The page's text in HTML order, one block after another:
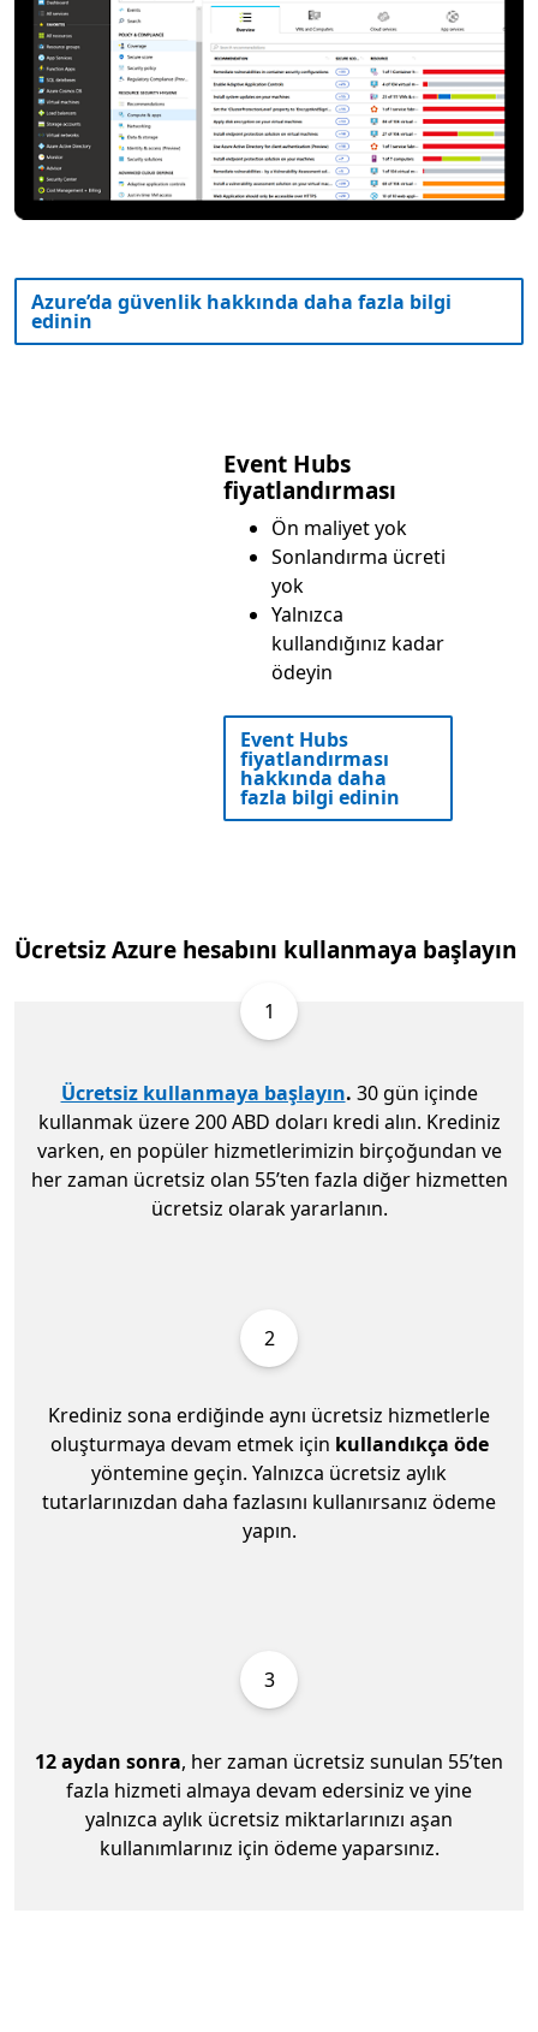
Azure’da güvenlik hakkında daha fazla bilgi
edinin
Event Hubs
fiyatlandırması
Ön maliyet yok
Sonlandırma ücreti
yok
Yalnızca
kullandığınız kadar
ödeyin
Event Hubs
fiyatlandırması
hakkında daha
fazla bilgi edinin
Ücretsiz Azure hesabını kullanmaya başlayın
1
Ücretsiz kullanmaya başlayın. 30 gün içinde
kullanmak üzere 200 ABD doları kredi alın. Krediniz
varken, en popüler hizmetlerimizin birçoğundan ve
her zaman ücretsiz olan 55’ten fazla diğer hizmetten
ücretsiz olarak yararlanın.
2
Krediniz sona erdiğinde aynı ücretsiz hizmetlerle
oluşturmaya devam etmek için kullandıkça öde
yöntemine geçin. Yalnızca ücretsiz aylık
tutarlarınızdan daha fazlasını kullanırsanız ödeme
yapın.
3
12 aydan sonra, her zaman ücretsiz sunulan 55’ten
fazla hizmeti almaya devam edersiniz ve yine
yalnızca aylık ücretsiz miktarlarınızı aşan
kullanımlarınız için ödeme yaparsınız.